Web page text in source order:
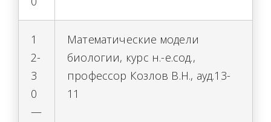
1
2-
3
0
—
Математические модели
биологии, курс н.-е.сод.,
профессор Козлов В.Н., ауд.13-
11